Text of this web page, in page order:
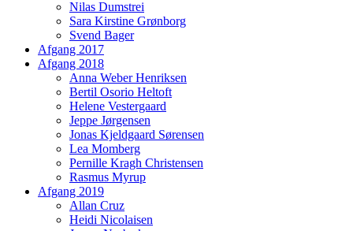
Nilas Dumstrei
Sara Kirstine Grønborg
Svend Bager
Afgang 2017
Afgang 2018
Anna Weber Henriksen
Bertil Osorio Heltoft
Helene Vestergaard
Jeppe Jørgensen
Jonas Kjeldgaard Sørensen
Lea Momberg
Pernille Kragh Christensen
Rasmus Myrup
Afgang 2019
Allan Cruz
Heidi Nicolaisen